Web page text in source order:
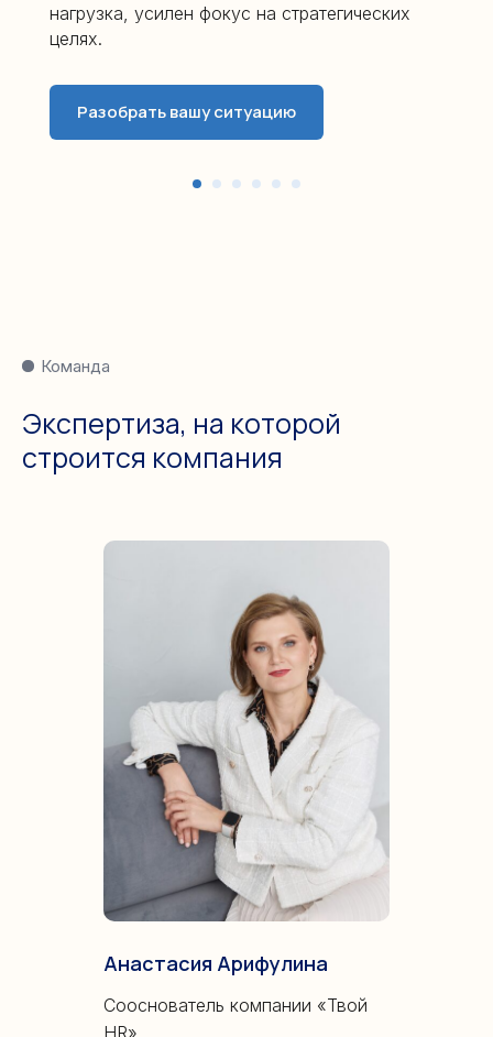
нагрузка, усилен фокус на стратегических
целях.
Разобрать вашу ситуацию
Экспертиза, на которой
строится компания
Команда
Анастасия Арифулина
Сооснователь компании «Твой
HR»